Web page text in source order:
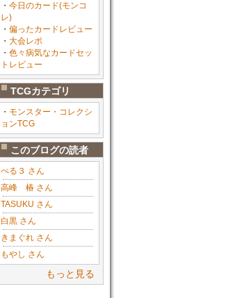
・ 今日のカード(モンコ
レ)
・ 偏ったカードレビュー
・ 大会レポ
・ 色々病気なカードセッ
トレビュー
TCGカテゴリ
・ モンスター・コレクシ
ョンTCG
このブログの読者
ぺる３ さん
高峰 椿 さん
TASUKU さん
白黒 さん
きまぐれ さん
もやし さん
もっと見る